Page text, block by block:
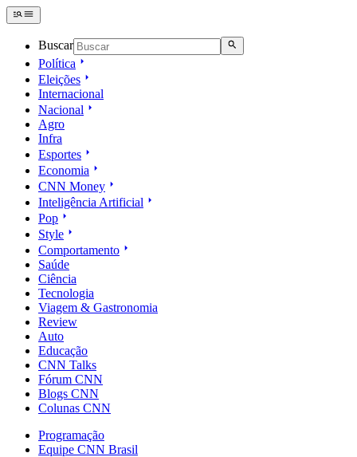
Buscar
Política
Eleições
Internacional
Nacional
Agro
Infra
Esportes
Economia
CNN Money
Inteligência Artificial
Pop
Style
Comportamento
Saúde
Ciência
Tecnologia
Viagem & Gastronomia
Review
Auto
Educação
CNN Talks
Fórum CNN
Blogs CNN
Colunas CNN
Programação
Equipe CNN Brasil